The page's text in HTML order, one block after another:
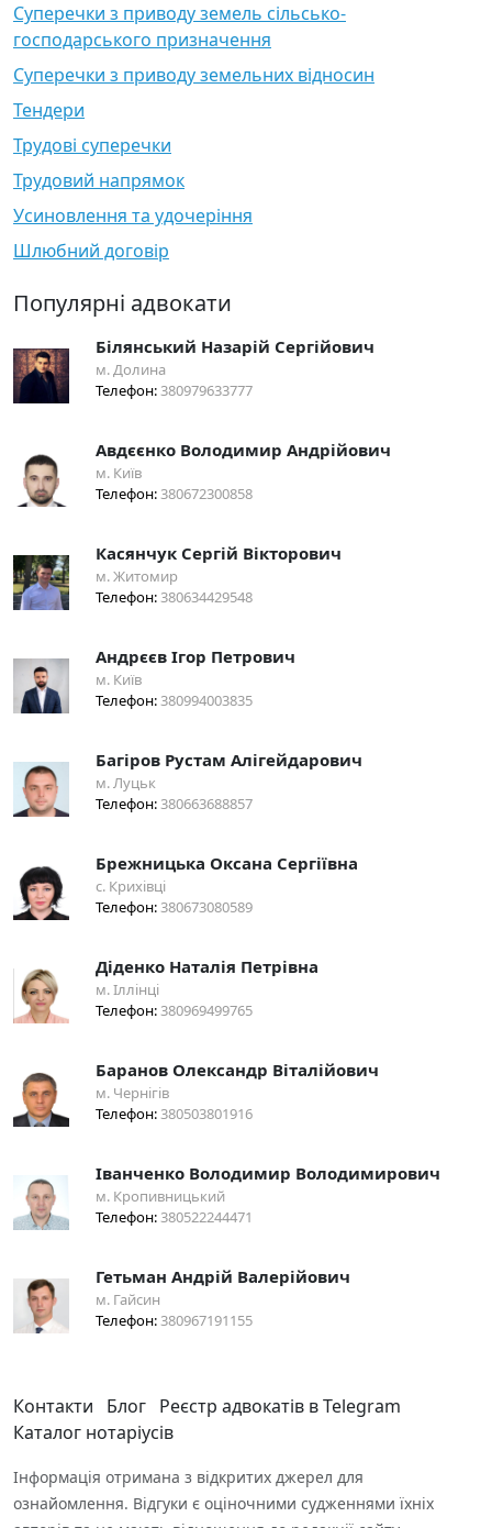
Суперечки з приводу земель сільсько-
господарського призначення
Суперечки з приводу земельних відносин
Тендери
Трудові суперечки
Трудовий напрямок
Усиновлення та удочеріння
Шлюбний договір
Популярні адвокати
Білянський Назарій Сергійович
м. Долина
Телефон:380979633777
Авдєєнко Володимир Андрійович
м. Київ
Телефон:380672300858
Касянчук Сергій Вікторович
м. Житомир
Телефон:380634429548
Андрєєв Ігор Петрович
м. Київ
Телефон:380994003835
Багіров Рустам Алігейдарович
м. Луцьк
Телефон:380663688857
Брежницька Оксана Сергіївна
с. Крихівці
Телефон:380673080589
Діденко Наталія Петрівна
м. Іллінці
Телефон:380969499765
Баранов Олександр Віталійович
м. Чернігів
Телефон:380503801916
Іванченко Володимир Володимирович
м. Кропивницький
Телефон:380522244471
Гетьман Андрій Валерійович
м. Гайсин
Телефон:380967191155
Контакти Блог Реєстр адвокатів в Telegram
Каталог нотаріусів
Інформація отримана з відкритих джерел для
ознайомлення. Відгуки є оціночними судженнями їхніх